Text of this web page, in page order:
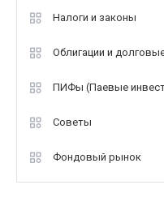
Налоги и законы
Облигации и
ПИФы (Паевые
Советы
Фондовый рынок